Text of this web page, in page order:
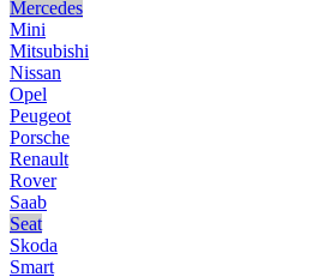
Mercedes
Mini
Mitsubishi
Nissan
Opel
Peugeot
Porsche
Renault
Rover
Saab
Seat
Skoda
Smart